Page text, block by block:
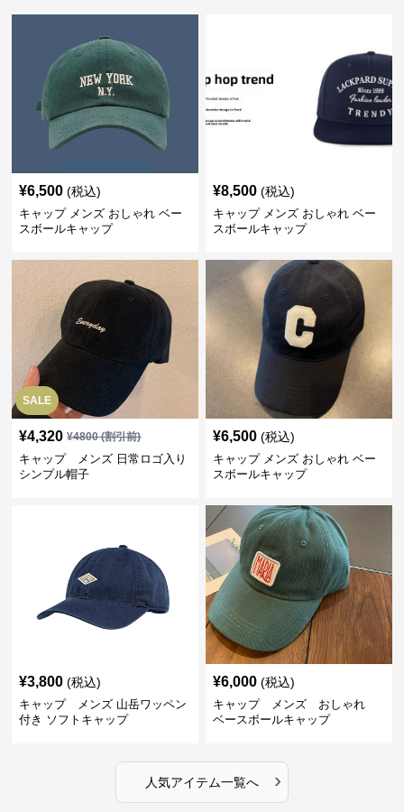
¥6,500 (税込)
キャップ メンズ おしゃれ ベー
スボールキャップ
¥8,500 (税込)
キャップ メンズ おしゃれ ベー
スボールキャップ
SALE
¥4,320 ¥4800(割引前)
キャップ メンズ 日常ロゴ入り
シンプル帽子
¥6,500 (税込)
キャップ メンズ おしゃれ ベー
スボールキャップ
¥3,800 (税込)
キャップ メンズ 山岳ワッペン
付き ソフトキャップ
¥6,000 (税込)
キャップ メンズ おしゃれ
ベースボールキャップ
人気アイテム一覧へ ›